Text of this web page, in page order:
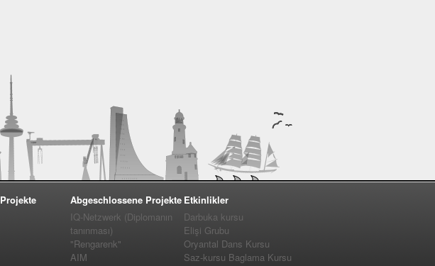
Abgeschlossene Projekte
IQ-Netzwerk (Diplomanın
tanınması)
"Rengarenk"
AIM
Etkinlikler
Darbuka kursu
Elişi Grubu
Oryantal Dans Kursu
Saz-kursu Baglama Kursu